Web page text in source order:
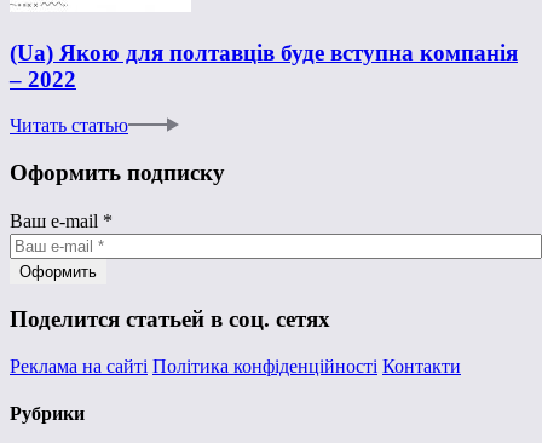
(Ua) Якою для полтавців буде вступна компанія
– 2022
Читать статью
Оформить подписку
Ваш e-mail *
Поделится статьей в соц. сетях
Реклама на сайті Політика конфіденційності Контакти
Рубрики